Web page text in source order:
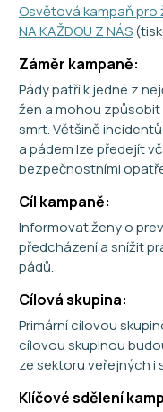
Osvětová kampaň pro
NA KAŽDOU Z NÁS
Záměr kampaně:
Pády patří k jedné z
žen a mohou
smrt. Většině
a pádem lze předejít
bezpečnostními
Cíl kampaně:
Informovat ženy o
předcházení a snížit
pádů.
Cílová skupina:
Primární cílovou
cílovou skupinou
ze sektoru veřejných i
Klíčové sdělení